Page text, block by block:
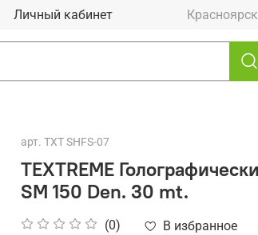
Личный кабинет Красноярск
арт. TXT SHFS-07
TEXTREME
SM 150 Den. 30 mt.
(0) В избранное